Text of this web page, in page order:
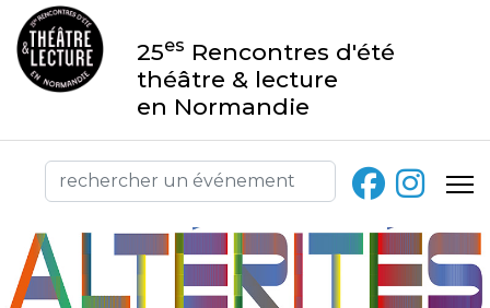
25es Rencontres d'été
théâtre & lecture
en Normandie